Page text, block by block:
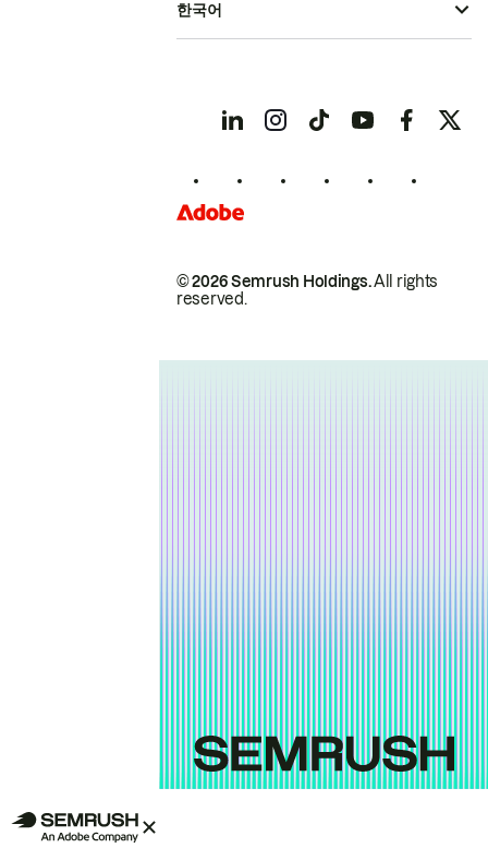
© 2026 Semrush Holdings.All rights
reserved.
한국어